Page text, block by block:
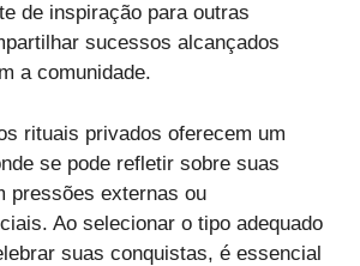
de inspiração para outras
sucessos alcançados
a comunidade.
rituais privados oferecem um
se pode refletir sobre suas
pressões externas ou
Ao selecionar o tipo adequado
suas conquistas, é essencial